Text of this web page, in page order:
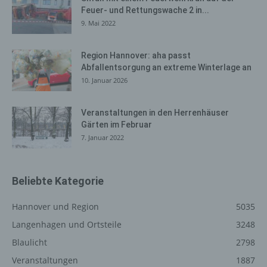
Feuer- und Rettungswache 2 in...
9. Mai 2022
Region Hannover: aha passt
Abfallentsorgung an extreme Winterlage an
10. Januar 2026
Veranstaltungen in den Herrenhäuser
Gärten im Februar
7. Januar 2022
Beliebte Kategorie
Hannover und Region
5035
Langenhagen und Ortsteile
3248
Blaulicht
2798
Veranstaltungen
1887
System verwendete Betriebssystem, (3) die
Internetseite, von welcher ein zugreifendes System auf
die Unterwebseiten, welche über ein zugreifendes
System auf unserer Internetseite angesteuert werden,
(5) das Datum und die Uhrzeit eines Zugriffs auf die
Internetseite, (6) eine Internet-Protokoll-Adresse (IP-
Adresse), (7) der Internet-Service-Provider des
zugreifenden Systems und (8) sonstige ähnliche Daten
und Informationen, die der Gefahrenabwehr im Falle von
Angriffen auf unsere informationstechnologischen
Bei der Nutzung dieser allgemeinen Daten und
betroffene Person. Diese Informationen werden vielmehr
auszuliefern, (2) die Inhalte unserer Internetseite sowie
die Werbung für diese zu optimieren, (3) die dauerhafte
Funktionsfähigkeit unserer informationstechnologischen